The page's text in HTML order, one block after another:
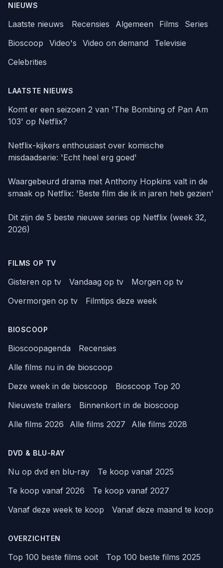
NIEUWS
Laatste nieuws Recensies Algemeen Films
Series
Bioscoop
Video's Video on demand
Televisie
Celebrities
LAATSTE NIEUWS
Komt er een seizoen 2 van 'The Bombing of Pan Am
103' op Netflix?
Netflix-kijkers enthousiast over komische
misdaadserie: 'Echt heel erg goed'
Waargebeurd drama met Anthony Hopkins valt in de
smaak op Netflix: 'Beste film die ik in jaren heb gezien'
Dit zijn de 5 beste nieuwe series op Netflix (week 32,
2026)
FILMS OP TV
Gisteren op tv Vandaag op tv
Morgen op tv
Overmorgen op tv
Filmtips deze week
BIOSCOOP
Bioscoopagenda
Recensies
Alle films nu in de bioscoop
Deze week in de bioscoop
Bioscoop Top 20
Nieuwste trailers
Binnenkort in de bioscoop
Alle films 2026
Alle films 2027 Alle films 2028
DVD & BLU-RAY
Nu op dvd en blu-ray
Te koop vanaf 2025
Te koop vanaf 2026
Te koop vanaf 2027
Vanaf deze week te koop
Vanaf deze maand te koop
OVERZICHTEN
Top 100 beste films ooit
Top 100 beste films 2025